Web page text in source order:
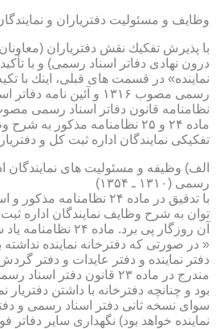
وظایف و مسئولیت دفتریاران و
با پذیرش تفكیك نقش دفتریاران
درون نهادی دفاتر اسناد رسمی) و با
نماینده» در قسمت های قبلی، اینك با
ماده ۲۴ و ۲۵ نظامنامه مذكور
تفكیكی نمایندگان اداره ثبت كل و
الف) وظیفه و مسئولیت های نمایندگان
رسمی (۱۳۱۰ ـ ۱۳۵۴)
با تدقیق در ماده ۲۴
توان به شرح وظایف نمایندگان اداره
آن روزگار پی برد. ماده ۲۴ نظامنامه یاد شده مقرر می دارد:
« در صورتی كه دفترخانه نماینده
دفتر نماینده و دفتر عایدات و دفتر
مندرج در ماده ۲۳ قانون دفتر
بود و چنانچه دفترخانه با داشتن دفتریار
سوای نسخه ثانی دفتر اسناد رسمی و
نماینده خواهد بود) نگهداری سایر